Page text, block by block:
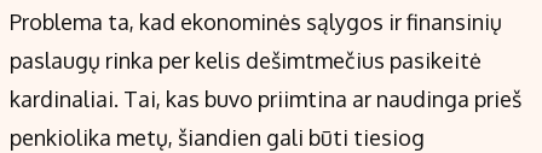
Problema ta, kad ekonominės sąlygos ir finansinių
paslaugų rinka per kelis dešimtmečius pasikeitė
kardinaliai. Tai, kas buvo priimtina ar naudinga prieš
penkiolika metų, šiandien gali būti tiesiog